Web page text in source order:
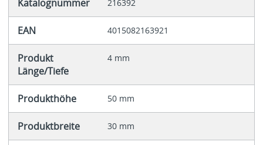
Katalognummer 216392
EAN 4015082163921
Produkt
Länge/Tiefe
4 mm
Produkthöhe 50 mm
Produktbreite 30 mm